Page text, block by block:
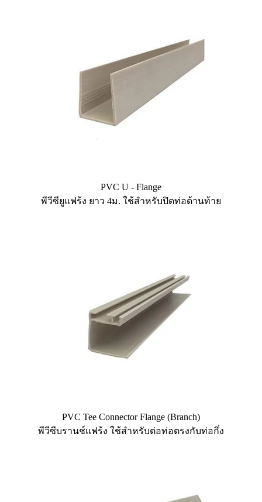
PVC U - Flange
พีวีซียูแฟร้ง ยาว 4ม. ใช้สำหรับปิดท่อด้านท้าย
PVC Tee Connector Flange (Branch)
พีวีซีบรานช์แฟร้ง ใช้สำหรับต่อท่อตรงกับท่อกึ่ง